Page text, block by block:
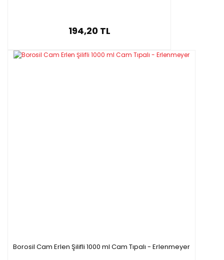
194,20 TL
Borosil Cam Erlen Şilifli 1000 ml Cam Tıpalı - Erlenmeyer